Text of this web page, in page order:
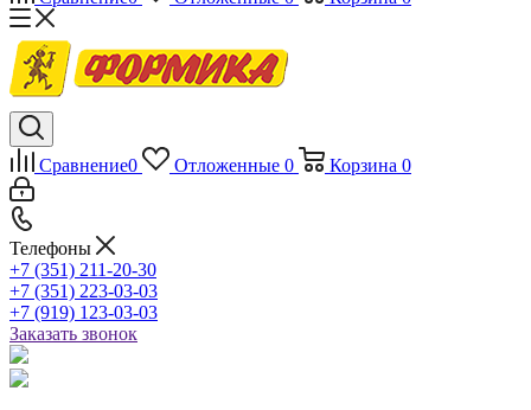
Сравнение0 Отложенные 0 Корзина 0
Телефоны
+7 (351) 211-20-30
+7 (351) 223-03-03
+7 (919) 123-03-03
Заказать звонок